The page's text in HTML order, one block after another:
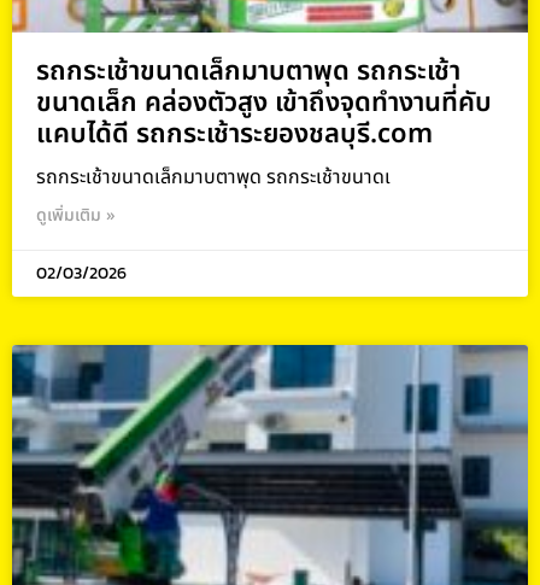
รถกระเช้าขนาดเล็กมาบตาพุด รถกระเช้า
ขนาดเล็ก คล่องตัวสูง เข้าถึงจุดทำงานที่คับ
แคบได้ดี รถกระเช้าระยองชลบุรี.com
รถกระเช้าขนาดเล็กมาบตาพุด รถกระเช้าขนาดเ
ดูเพิ่มเติม »
02/03/2026